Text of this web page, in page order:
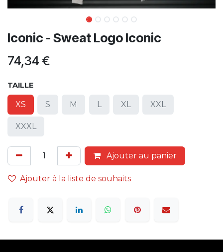
Iconic - Sweat Logo Iconic
74,34 €
TAILLE
XS S M L XL XXL
XXXL
Ajouter au panier
Ajouter à la liste de souhaits